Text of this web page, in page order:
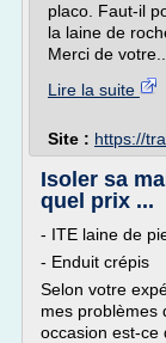
placo. Faut-il
la laine de
Merci de votre...
Lire la suite
Site : https://
Isoler sa
quel prix ...
- ITE laine de
- Enduit crépis
Selon votre
mes problèmes
occasion est-ce